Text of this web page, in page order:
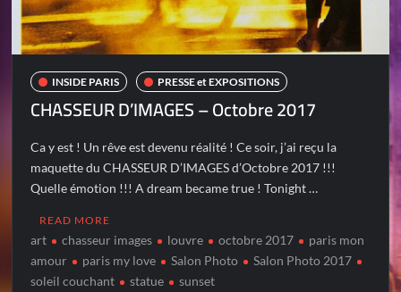
INSIDE PARIS PRESSE et EXPOSITIONS
CHASSEUR D’IMAGES – Octobre 2017
Ca y est ! Un rêve est devenu réalité ! Ce soir, j’ai reçu la
maquette du CHASSEUR D’IMAGES d’Octobre 2017 !!!
Quelle émotion !!! A dream became true ! Tonight …
READ MORE
art chasseur images louvre octobre 2017
paris mon
amour
paris my love Salon Photo
Salon Photo 2017
soleil couchant
statue sunset